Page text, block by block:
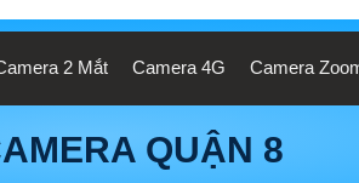
2 Mắt Camera 4G Camera
QUẬN 8